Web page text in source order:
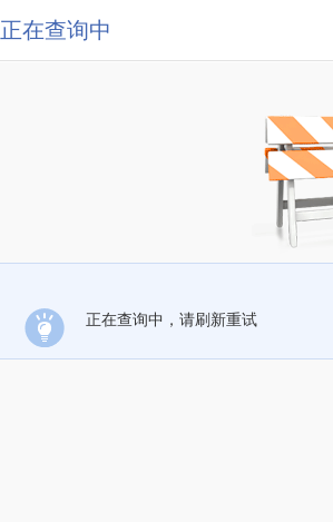
正在查询中
正在查询中，请刷新重试